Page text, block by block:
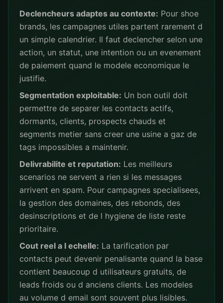
Declencheurs adaptes au contexte: Pour shoe
brands, les campagnes utiles partent rarement d
un simple calendrier. Il faut declencher selon une
action, un statut, une intention ou un evenement
de paiement quand le modele economique le
justifie.
Segmentation exploitable: Un bon outil doit
permettre de separer les contacts actifs,
dormants, clients, prospects chauds et
segments metier sans creer une usine a gaz de
tags impossibles a maintenir.
Delivrabilite et reputation: Les meilleurs
scenarios ne servent a rien si les messages
arrivent en spam. Pour campagnes specialisees,
la gestion des domaines, des rebonds, des
desinscriptions et de l hygiene de liste reste
prioritaire.
Cout reel a l echelle: La tarification par
contacts peut devenir penalisante quand la base
contient beaucoup d utilisateurs gratuits, de
leads froids ou d anciens clients. Les modeles
au volume d email sont souvent plus lisibles.